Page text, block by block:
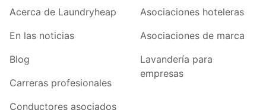
Acerca de Laundryheap
En las noticias
Blog
Carreras profesionales
Conductores asociados
Asociaciones hoteleras
Asociaciones de marca
Lavandería para
empresas